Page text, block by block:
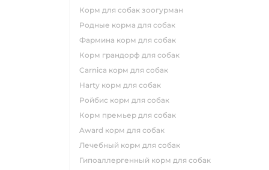
корм для собак зоогурман
родные корма для собак
фармина корм для собак
корм грандорф для собак
carnica корм для собак
harty корм для собак
ройбис корм для собак
корм премьер для собак
award корм для собак
лечебный корм для собак
гипоаллергенный корм для собак